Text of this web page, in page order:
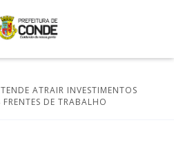
ATRAIR INVESTIMENTOS
DE TRABALHO